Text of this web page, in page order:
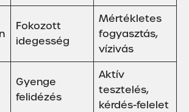
Fokozott
idegesség
Mértékletes
fogyasztás,
vízivás
Gyenge
felidézés
Aktív
tesztelés,
kérdés-felelet